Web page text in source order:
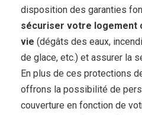
disposition des garanties
sécuriser votre logement
vie (dégâts des eaux,
de glace, etc.) et assurer la
En plus de ces protections
offrons la possibilité de
couverture en fonction de